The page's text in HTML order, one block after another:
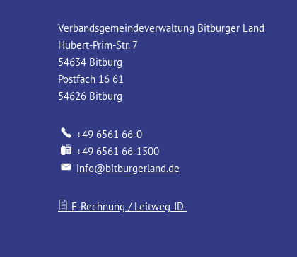
Pfarrheim
Fließem
Verbandsgemeindeverwaltung Bitburger Land
Hubert-Prim-Str. 7
54634 Bitburg
Postfach 16 61
54626 Bitburg
+49 6561 66-0
+49 6561 66-1500
info@bitburgerland.de
E-Rechnung / Leitweg-ID